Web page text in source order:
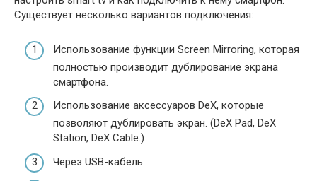
Существует несколько вариантов подключения:
Использование функции Screen Mirroring, которая
полностью производит дублирование экрана
смартфона.
Использование аксессуаров DeX, которые
позволяют дублировать экран. (DeX Pad, DeX
Station, DeX Cable.)
Через USB-кабель.